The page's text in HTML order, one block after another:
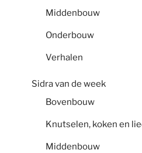
Middenbouw
Onderbouw
Verhalen
Sidra van de week
Bovenbouw
Knutselen, koken en
Middenbouw